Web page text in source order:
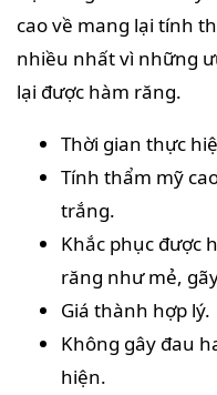
cao về mang lại tính
nhiều nhất vì những
lại được hàm răng.
Thời gian thực
Tính thẩm mỹ
trắng.
Khắc phục được
răng như mẻ,
Giá thành hợp lý.
Không gây đau
hiện.